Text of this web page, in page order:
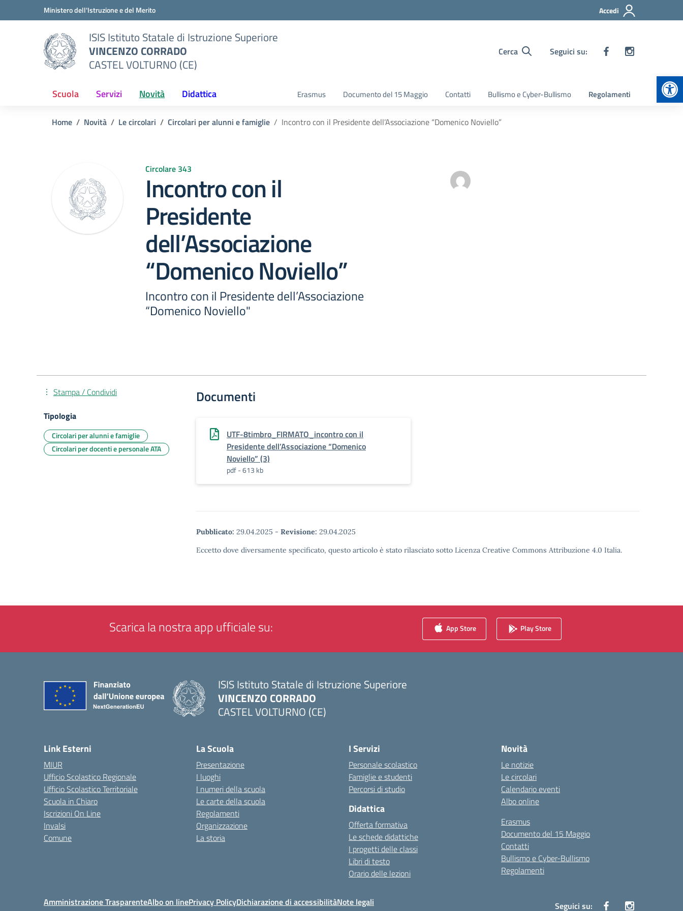
Vai ai contenuti
Vai al menu di navigazioneMinistero dell'Istruzione e del Merito Accedi
ISIS Istituto Statale di Istruzione Superiore
VINCENZO CORRADO
CASTEL VOLTURNO (CE)
Cerca Seguici su:
Scuola Servizi Novità Didattica Erasmus Documento del 15 Maggio Contatti Bullismo e Cyber-Bullismo Regolamenti
Home Novità Le circolari Circolari per alunni e famiglie Incontro con il Presidente dell’Associazione “Domenico Noviello”
Circolare 343
Incontro con il
Presidente
dell’Associazione
“Domenico Noviello”
Incontro con il Presidente dell’Associazione
“Domenico Noviello"
Documenti
UTF-8timbro_FIRMATO_incontro con il
Presidente dell’Associazione “Domenico
Noviello” (3)
pdf - 613 kb
Pubblicato: 29.04.2025 - Revisione: 29.04.2025
Eccetto dove diversamente specificato, questo articolo è stato rilasciato sotto Licenza Creative Commons Attribuzione 4.0 Italia.
Stampa / Condividi
Tipologia
Circolari per alunni e famiglie
Circolari per docenti e personale ATA
Scarica la nostra app ufficiale su: App Store Play Store
ISIS Istituto Statale di Istruzione Superiore
VINCENZO CORRADO
CASTEL VOLTURNO (CE)
Link Esterni
MIUR
Ufficio Scolastico Regionale
Ufficio Scolastico Territoriale
Scuola in Chiaro
Iscrizioni On Line
Invalsi
Comune
La Scuola
Presentazione
I luoghi
I numeri della scuola
Le carte della scuola
Regolamenti
Organizzazione
La storia
I Servizi
Personale scolastico
Famiglie e studenti
Percorsi di studio
Didattica
Offerta formativa
Le schede didattiche
I progetti delle classi
Libri di testo
Orario delle lezioni
Novità
Le notizie
Le circolari
Calendario eventi
Albo online
Erasmus
Documento del 15 Maggio
Contatti
Bullismo e Cyber-Bullismo
Regolamenti
Amministrazione TrasparenteAlbo on linePrivacy PolicyDichiarazione di accessibilitàNote legali Seguici su: